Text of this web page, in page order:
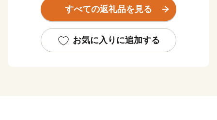
地勢的には、周囲を中国山地の山々に囲まれ、杉原川、
舞う幻想的な風景が楽しめる多自然居住の魅力あふれる
町です。
すべての返礼品を見る
お気に入りに追加する